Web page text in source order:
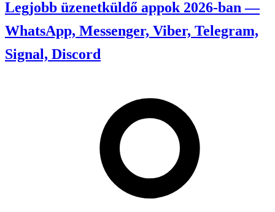
Legjobb üzenetküldő appok 2026-ban —
WhatsApp, Messenger, Viber, Telegram,
Signal, Discord